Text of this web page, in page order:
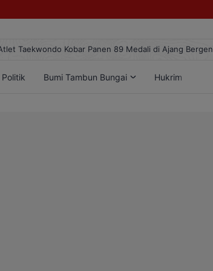
Taekwondo Kobar Panen 89 Medali di Ajang
Politik Bumi Tambun Bungai Hukrim